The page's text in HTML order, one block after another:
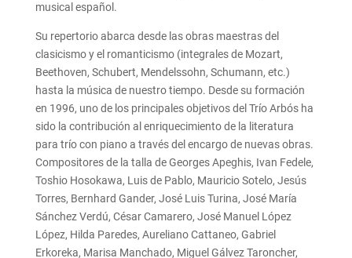
musical español.
Su repertorio abarca desde las obras maestras del
clasicismo y el romanticismo (integrales de Mozart,
Beethoven, Schubert, Mendelssohn, Schumann, etc.)
hasta la música de nuestro tiempo. Desde su formación
en 1996, uno de los principales objetivos del Trío Arbós ha
sido la contribución al enriquecimiento de la literatura
para trío con piano a través del encargo de nuevas obras.
Compositores de la talla de Georges Apeghis, Ivan Fedele,
Toshio Hosokawa, Luis de Pablo, Mauricio Sotelo, Jesús
Torres, Bernhard Gander, José Luis Turina, José María
Sánchez Verdú, César Camarero, José Manuel López
López, Hilda Paredes, Aureliano Cattaneo, Gabriel
Erkoreka, Marisa Manchado, Miguel Gálvez Taroncher,